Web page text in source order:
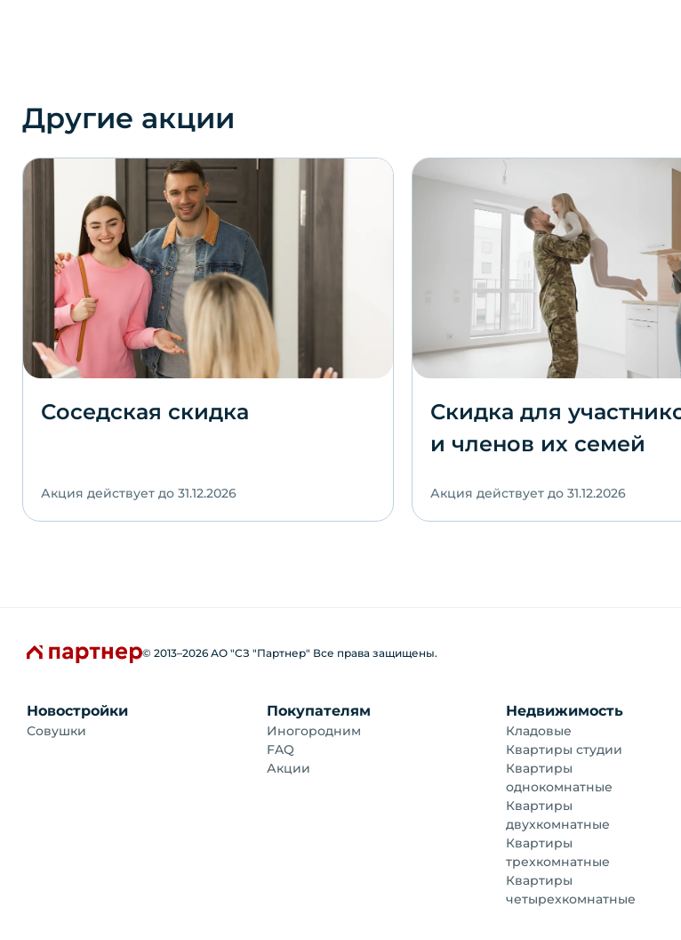
Другие акции
Соседская скидка
Акция действует до 31.12.2026
Скидка для
и членов их семей
Акция действует до 31.12.2026
© 2013–2026 АО "СЗ "Партнер" Все права защищены.
Новостройки
Совушки
Покупателям
Иногородним
FAQ
Акции
Недвижимость
Кладовые
Квартиры студии
Квартиры
однокомнатные
Квартиры
двухкомнатные
Квартиры
трехкомнатные
Квартиры
четырехкомнатные